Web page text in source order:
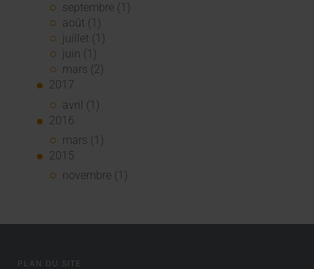
septembre (1)
août (1)
juillet (1)
juin (1)
mars (2)
2017
avril (1)
2016
mars (1)
2015
novembre (1)
PLAN DU SITE